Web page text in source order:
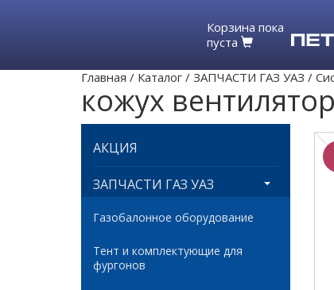
Корзина пока
пуста
Главная / Каталог / ЗАПЧАСТИ ГАЗ УАЗ /
кожух
АКЦИЯ
ЗАПЧАСТИ ГАЗ УАЗ
Газобалонное оборудование
Тент и комплектующие для
фургонов